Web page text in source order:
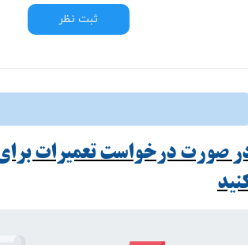
ثبت نظر
صورت درخواست تعمیرات